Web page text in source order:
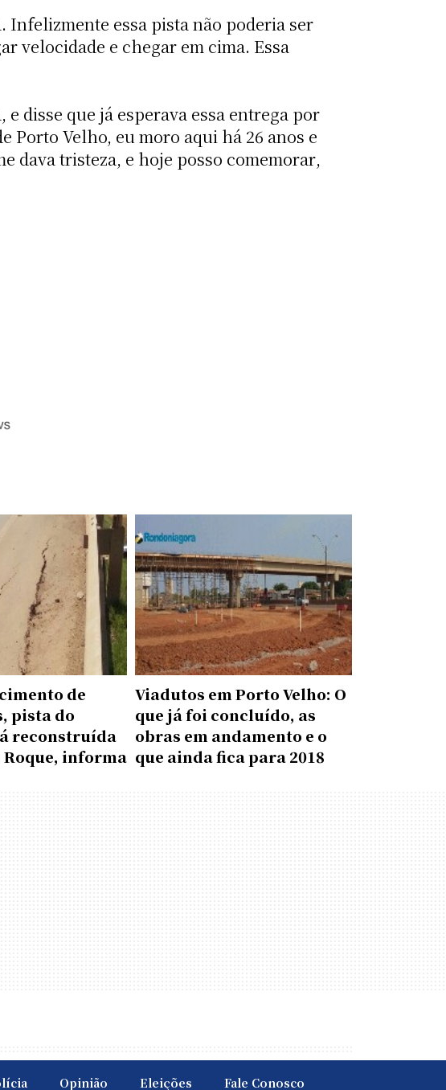
essa pista não poderia ser
velocidade e chegar em cima. Essa
disse que já esperava essa entrega por
Porto Velho, eu moro aqui há 26 anos e
dava tristeza, e hoje posso comemorar,
de
pista do
reconstruída
Roque, informa
Viadutos em Porto Velho: O
que já foi concluído, as
obras em andamento e o
que ainda fica para 2018
Opinião Eleições Fale Conosco